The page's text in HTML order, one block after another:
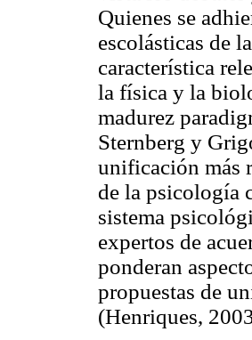
Quienes se
escolásticas de
característica
la física y la
madurez
Sternberg y
unificación más
de la psicología
sistema
expertos de
ponderan
propuestas de
(Henriques,